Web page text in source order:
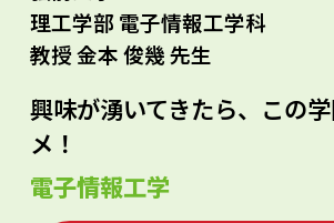
理工学部 電子情報工学科
教授 金本 俊幾 先生
興味が湧いてきたら、この
メ！
電子情報工学